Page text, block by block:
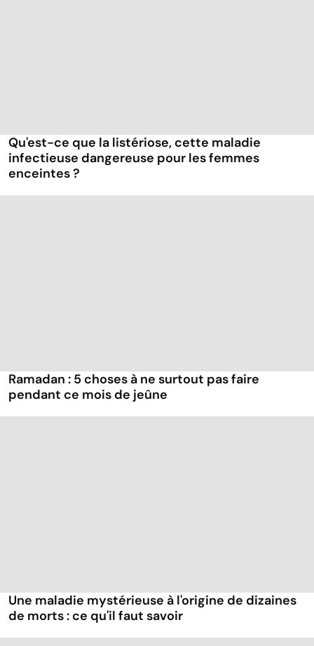
Qu'est-ce que la listériose, cette maladie
infectieuse dangereuse pour les femmes
enceintes ?
Ramadan : 5 choses à ne surtout pas faire
pendant ce mois de jeûne
Une maladie mystérieuse à l'origine de dizaines
de morts : ce qu'il faut savoir